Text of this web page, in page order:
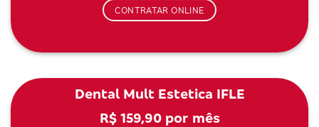
CONTRATAR ONLINE
Dental Mult Estetica IFLE
R$ 159,90 por mês